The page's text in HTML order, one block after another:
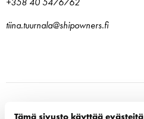
Tämä sivusto käyttää evästeitä
tiina.tuurnala@shipowners.fi